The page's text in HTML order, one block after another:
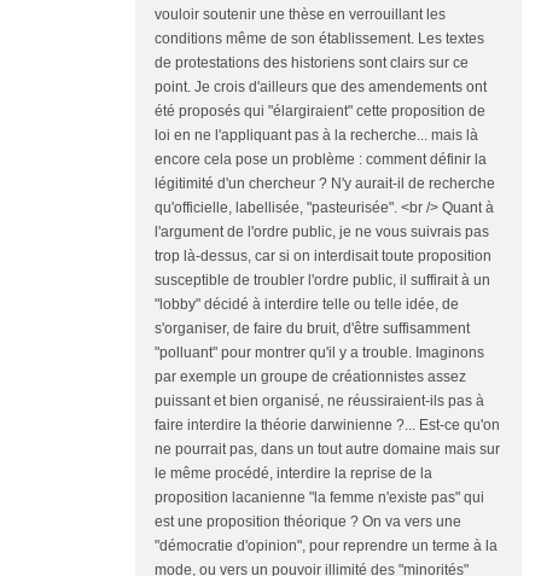
vouloir soutenir une thèse en verrouillant les
conditions même de son établissement. Les textes
de protestations des historiens sont clairs sur ce
point. Je crois d'ailleurs que des amendements ont
été proposés qui "élargiraient" cette proposition de
loi en ne l'appliquant pas à la recherche... mais là
encore cela pose un problème : comment définir la
légitimité d'un chercheur ? N'y aurait-il de recherche
qu'officielle, labellisée, "pasteurisée". <br /> Quant à
l'argument de l'ordre public, je ne vous suivrais pas
trop là-dessus, car si on interdisait toute proposition
susceptible de troubler l'ordre public, il suffirait à un
"lobby" décidé à interdire telle ou telle idée, de
s'organiser, de faire du bruit, d'être suffisamment
"polluant" pour montrer qu'il y a trouble. Imaginons
par exemple un groupe de créationnistes assez
puissant et bien organisé, ne réussiraient-ils pas à
faire interdire la théorie darwinienne ?... Est-ce qu'on
ne pourrait pas, dans un tout autre domaine mais sur
le même procédé, interdire la reprise de la
proposition lacanienne "la femme n'existe pas" qui
est une proposition théorique ? On va vers une
"démocratie d'opinion", pour reprendre un terme à la
mode, ou vers un pouvoir illimité des "minorités"